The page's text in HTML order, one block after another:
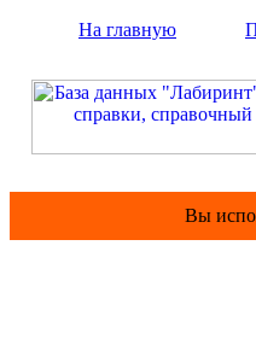
На главную
Вы